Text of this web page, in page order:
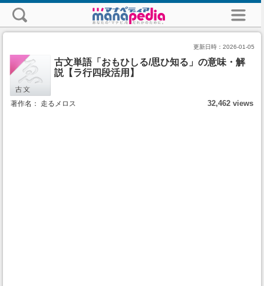
更新日時： 2026-01-05
古文単語「おもひしる/思ひ知る」の意味・解
説【ラ行四段活用】
著作名： 走るメロス 32,462 views